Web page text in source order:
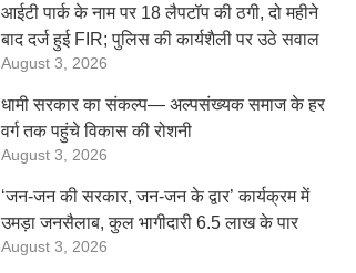
आईटी पार्क के नाम पर 18 लैपटॉप की ठगी, दो महीने
बाद दर्ज हुई FIR; पुलिस की कार्यशैली पर उठे सवाल
August 3, 2026
धामी सरकार का संकल्प— अल्पसंख्यक समाज के हर
वर्ग तक पहुंचे विकास की रोशनी
August 3, 2026
‘जन-जन की सरकार, जन-जन के द्वार’ कार्यक्रम में
उमड़ा जनसैलाब, कुल भागीदारी 6.5 लाख के पार
August 3, 2026